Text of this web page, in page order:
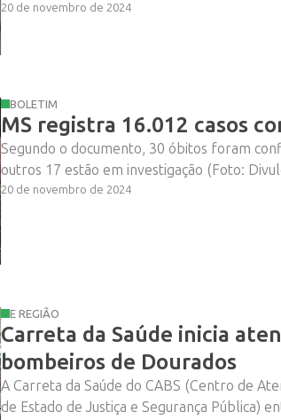
20 de novembro de 2024
BOLETIM
MS registra 16.012 casos
Segundo o documento, 30 óbitos foram
outros 17 estão em investigação (Foto:
20 de novembro de 2024
E REGIÃO
Carreta da Saúde inicia
bombeiros de Dourados
A Carreta da Saúde do CABS (Centro de
de Estado de Justiça e Segurança Pública)